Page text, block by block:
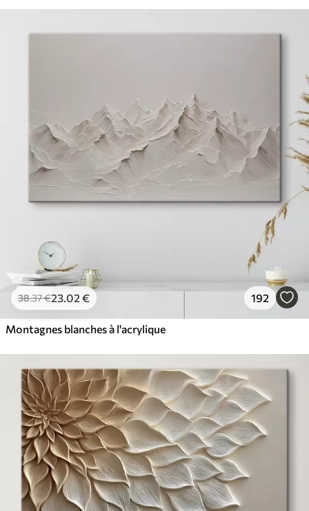
38.37€23.02 € 192
Montagnes blanches à l'acrylique